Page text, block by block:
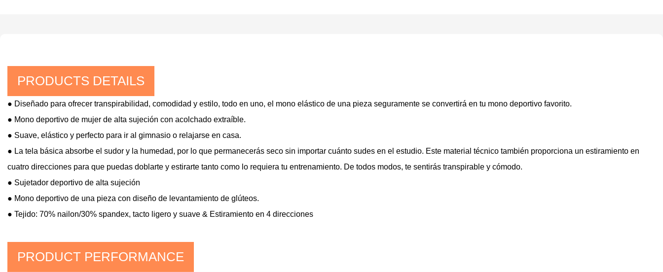
PRODUCTS DETAILS
● Diseñado para ofrecer transpirabilidad, comodidad y estilo, todo en uno, el mono elástico de una pieza seguramente se convertirá en tu mono deportivo favorito.
● Mono deportivo de mujer de alta sujeción con acolchado extraíble.
● Suave, elástico y perfecto para ir al gimnasio o relajarse en casa.
● La tela básica absorbe el sudor y la humedad, por lo que permanecerás seco sin importar cuánto sudes en el estudio. Este material técnico también proporciona un estiramiento en
cuatro direcciones para que puedas doblarte y estirarte tanto como lo requiera tu entrenamiento. De todos modos, te sentirás transpirable y cómodo.
● Sujetador deportivo de alta sujeción
● Mono deportivo de una pieza con diseño de levantamiento de glúteos.
● Tejido: 70% nailon/30% spandex, tacto ligero y suave & Estiramiento en 4 direcciones
PRODUCT PERFORMANCE